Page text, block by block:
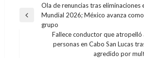
Navegación
de
entradas
Entrada
Ola de renuncias tras eliminaciones
Mundial 2026; México avanza
grupo
Fallece conductor que atropelló
personas en Cabo San Lucas
agredido por